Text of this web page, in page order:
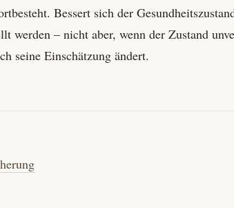
Bessert sich der
werden – nicht aber, wenn der Zustand
seine Einschätzung ändert.